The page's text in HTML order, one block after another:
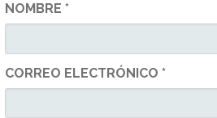
NOMBRE*
CORREO ELECTRÓNICO*